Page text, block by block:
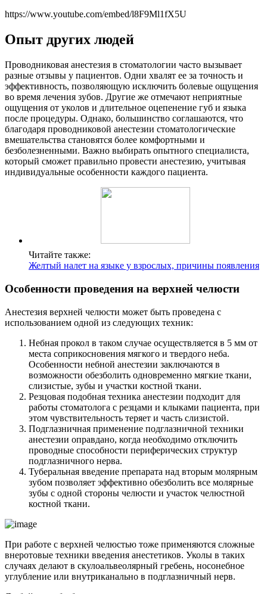
https://www.youtube.com/embed/l8F9Ml1fX5U
Опыт других людей
Проводниковая анестезия в стоматологии часто вызывает
разные отзывы у пациентов. Одни хвалят ее за точность и
эффективность, позволяющую исключить болевые ощущения
во время лечения зубов. Другие же отмечают неприятные
ощущения от уколов и длительное оцепенение губ и языка
после процедуры. Однако, большинство соглашаются, что
благодаря проводниковой анестезии стоматологические
вмешательства становятся более комфортными и
безболезненными. Важно выбирать опытного специалиста,
который сможет правильно провести анестезию, учитывая
индивидуальные особенности каждого пациента.
Читайте также:
Желтый налет на языке у взрослых, причины появления
Особенности проведения на верхней челюсти
Анестезия верхней челюсти может быть проведена с
использованием одной из следующих техник:
Небная прокол в таком случае осуществляется в 5 мм от
места соприкосновения мягкого и твердого неба.
Особенности небной анестезии заключаются в
возможности обезболить одновременно мягкие ткани,
слизистые, зубы и участки костной ткани.
Резцовая подобная техника анестезии подходит для
работы стоматолога с резцами и клыками пациента, при
этом чувствительность теряет и часть слизистой.
Подглазничная применение подглазничной техники
анестезии оправдано, когда необходимо отключить
проводные способности периферических структур
подглазничного нерва.
Туберальная введение препарата над вторым молярным
зубом позволяет эффективно обезболить все молярные
зубы с одной стороны челюсти и участок челюстной
костной ткани.
При работе с верхней челюстью тоже применяются сложные
внеротовые техники введения анестетиков. Уколы в таких
случаях делают в скулоальвеолярный гребень, носонебное
углубление или внутриканально в подглазничный нерв.